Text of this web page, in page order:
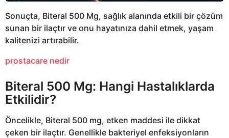
Sonuçta, Biteral 500 Mg, sağlık alanında etkili bir çözüm
sunan bir ilaçtır ve onu hayatınıza dahil etmek, yaşam
kalitenizi artırabilir.
prostacare nedir
Biteral 500 Mg: Hangi Hastalıklarda
Etkilidir?
Öncelikle, Biteral 500 mg, etken maddesi ile dikkat
çeken bir ilaçtır. Genellikle bakteriyel enfeksiyonların